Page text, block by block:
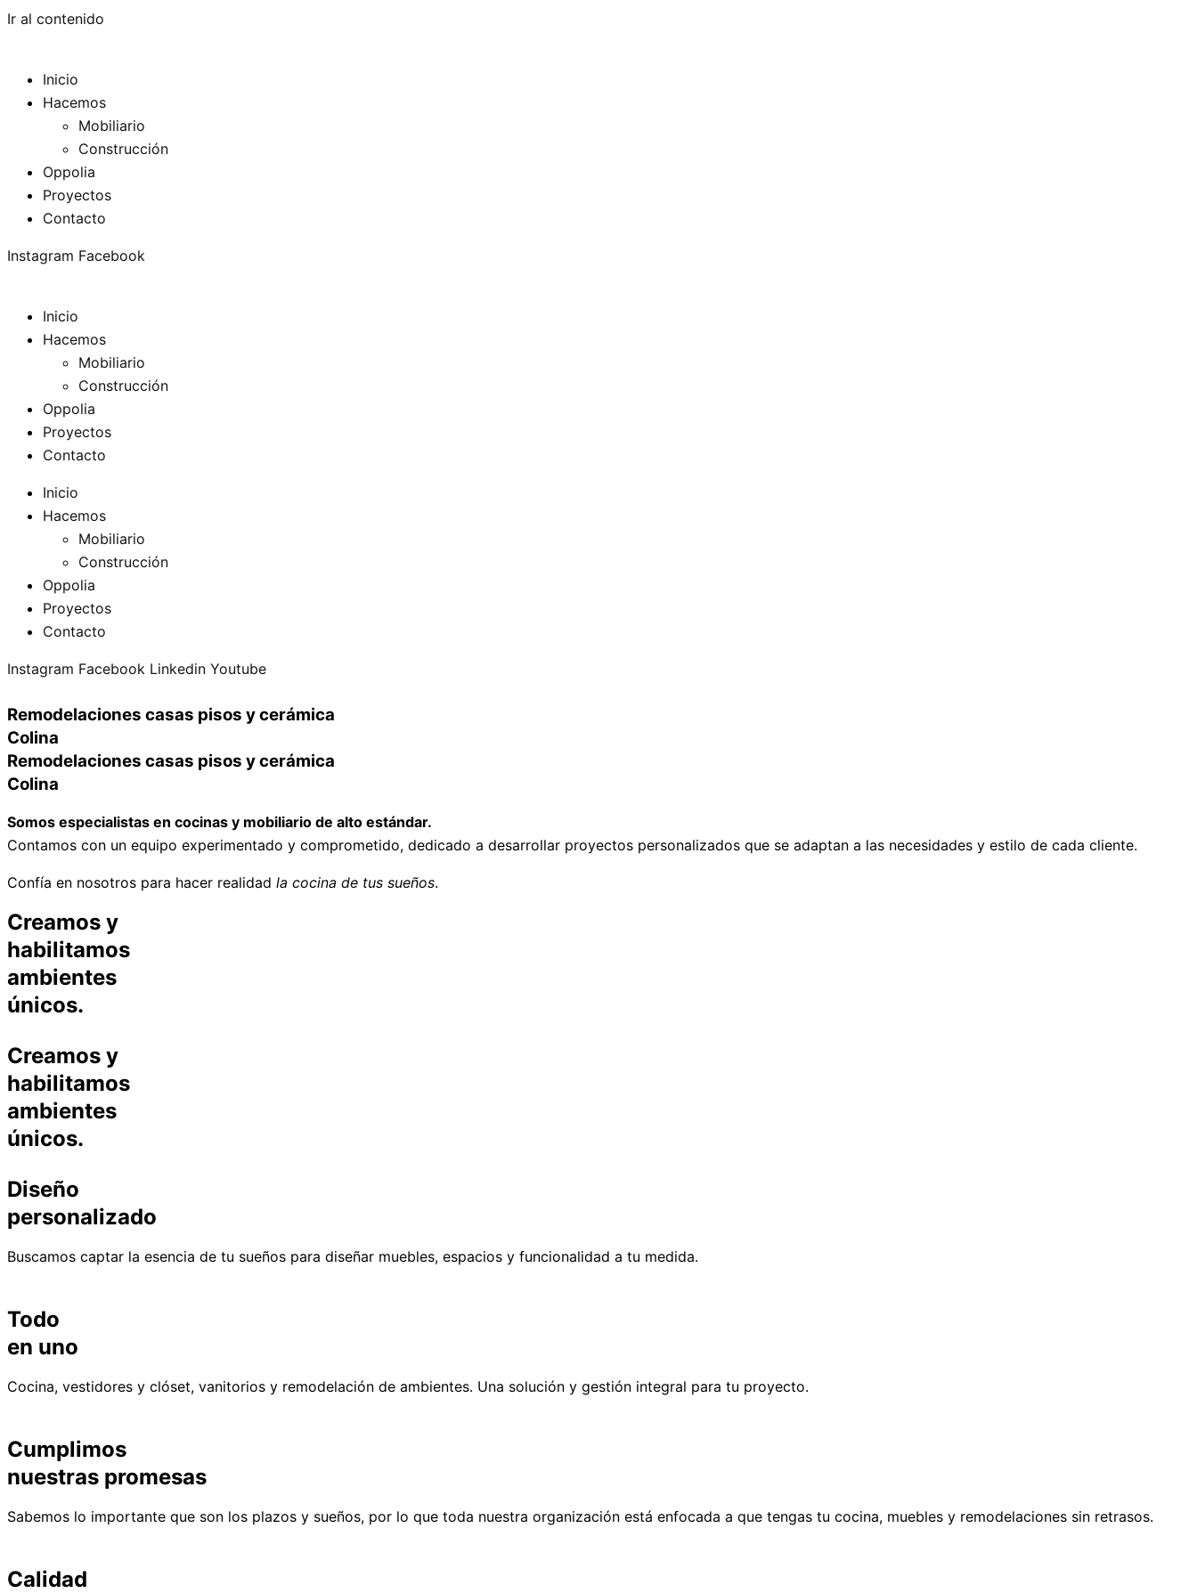
Ir al contenido
Inicio
Hacemos
Mobiliario
Construcción
Oppolia
Proyectos
Contacto
Instagram Facebook
Inicio
Hacemos
Mobiliario
Construcción
Oppolia
Proyectos
Contacto
Inicio
Hacemos
Mobiliario
Construcción
Oppolia
Proyectos
Contacto
Instagram Facebook Linkedin Youtube
Remodelaciones casas pisos y cerámica
Colina
Remodelaciones casas pisos y cerámica
Colina
Somos especialistas en cocinas y mobiliario de alto estándar.
Contamos con un equipo experimentado y comprometido, dedicado a desarrollar proyectos personalizados que se adaptan a las necesidades y estilo de cada cliente.
Confía en nosotros para hacer realidad la cocina de tus sueños.
Creamos y
habilitamos
ambientes
únicos.
Creamos y
habilitamos
ambientes
únicos.
Diseño
personalizado
Buscamos captar la esencia de tu sueños para diseñar muebles, espacios y funcionalidad a tu medida.
Todo
en uno
Cocina, vestidores y clóset, vanitorios y remodelación de ambientes. Una solución y gestión integral para tu proyecto.
Cumplimos
nuestras promesas
Sabemos lo importante que son los plazos y sueños, por lo que toda nuestra organización está enfocada a que tengas tu cocina, muebles y remodelaciones sin retrasos.
Calidad